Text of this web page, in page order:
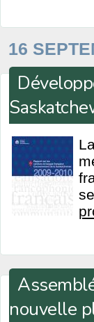
16
nouvelle